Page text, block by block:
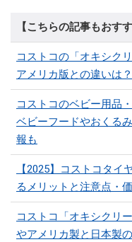
【こちらの記事もおすす
コストコの「オキシク
アメリカ版との違いは
コストコのベビー用品
ベビーフードやおくる
報も
【2025】コストコタ
るメリットと注意点・
コストコ「オキシクリ
やアメリカ製と日本製